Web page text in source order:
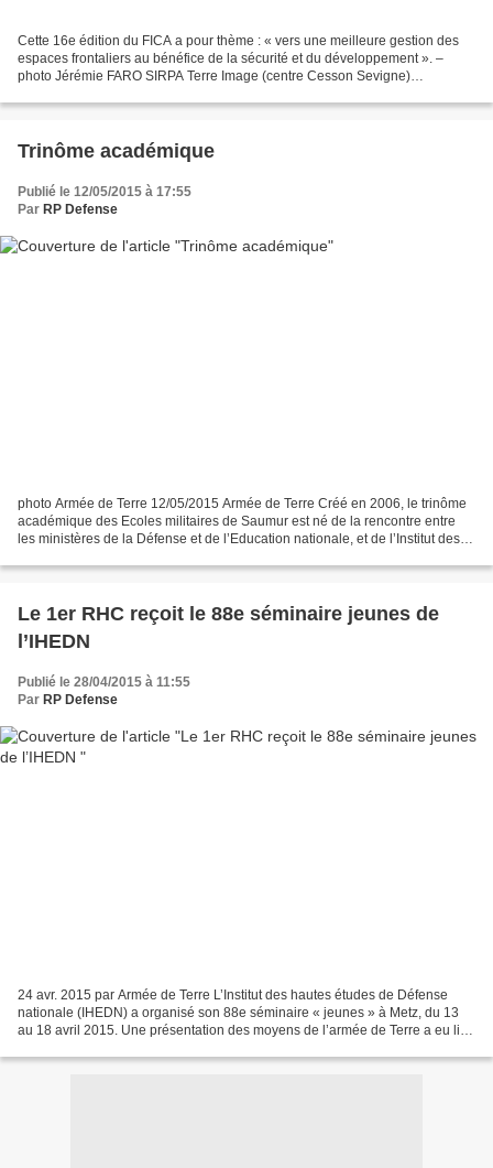
Cette 16e édition du FICA a pour thème : « vers une meilleure gestion des
espaces frontaliers au bénéfice de la sécurité et du développement ». –
photo Jérémie FARO SIRPA Terre Image (centre Cesson Sevigne)
Trinôme académique
Publié le 12/05/2015 à 17:55
Par RP Defense
photo Armée de Terre 12/05/2015 Armée de Terre Créé en 2006, le trinôme
académique des Ecoles militaires de Saumur est né de la rencontre entre
les ministères de la Défense et de l’Education nationale, et de l’Institut des
Le 1er RHC reçoit le 88e séminaire jeunes de
l’IHEDN
Publié le 28/04/2015 à 11:55
Par RP Defense
24 avr. 2015 par Armée de Terre L’Institut des hautes études de Défense
nationale (IHEDN) a organisé son 88e séminaire « jeunes » à Metz, du 13
au 18 avril 2015. Une présentation des moyens de l’armée de Terre a eu lieu